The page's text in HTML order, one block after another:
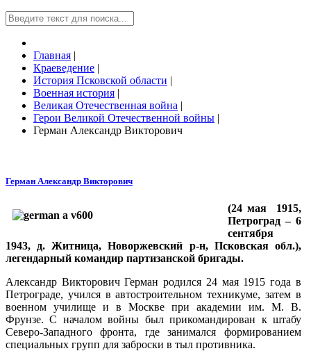
Главная |
Краеведение |
История Псковской области |
Военная история |
Великая Отечественная война |
Герои Великой Отечественной войны |
Герман Александр Викторович
Герман Александр Викторович
(24 мая 1915,
Петроград – 6
сентября
1943, д. Житница, Новоржевский р-н, Псковская обл.),
легендарный командир партизанской бригады.
Александр Викторович Герман родился 24 мая 1915 года в
Петрограде, учился в автостроительном техникуме, затем в
военном училище и в Москве при академии им. М. В.
Фрунзе. С началом войны был прикомандирован к штабу
Северо-Западного фронта, где занимался формированием
специальных групп для заброски в тыл противника.